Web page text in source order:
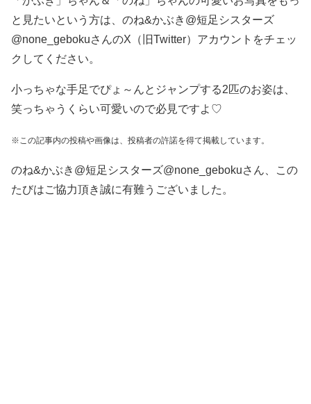
と見たいという方は、のね&かぶき@短足シスターズ
@none_gebokuさんのX（旧Twitter）アカウントをチェッ
クしてください。
小っちゃな手足でぴょ～んとジャンプする2匹のお姿は、
笑っちゃうくらい可愛いので必見ですよ♡
※この記事内の投稿や画像は、投稿者の許諾を得て掲載しています。
のね&かぶき@短足シスターズ@none_gebokuさん、この
たびはご協力頂き誠に有難うございました。